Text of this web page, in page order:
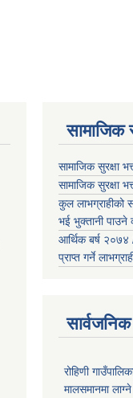
सामाजिक
सामाजिक सुरक्षा
सामाजिक सुरक्षा
कुल लाभग्राहीको
भई भुक्तानी पाउने
आर्थिक बर्ष २०७४
प्राप्त गर्ने
रोहिणी
मालसमानमा